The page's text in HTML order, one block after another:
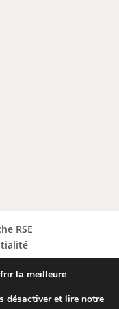
RSE
la meilleure
désactiver et lire notre